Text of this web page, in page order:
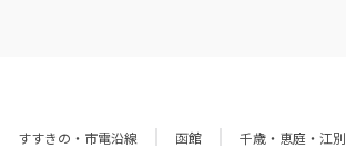
すすきの・市電沿線 函館
千歳・恵庭・江別